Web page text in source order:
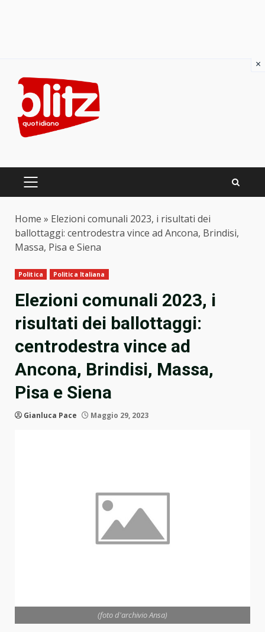
content
PRIMARY
Home » Elezioni comunali 2023, i risultati dei
ballottaggi: centrodestra vince ad Ancona, Brindisi,
Massa, Pisa e Siena
Politica Politica Italiana
Elezioni comunali 2023, i
risultati dei ballottaggi:
centrodestra vince ad
Ancona, Brindisi, Massa,
Pisa e Siena
Gianluca Pace Maggio 29, 2023
(foto d'archivio Ansa)
×